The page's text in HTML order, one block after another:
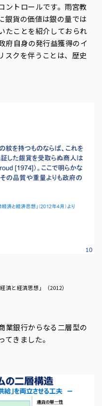
ントロールです。雨宮教
銀貨の価値は銀の量では
たことを紹介しておられ
府自身の発行益獲得のイ
スクを伴うことは、歴史
済と経済思想」（2012）
業銀行からなる二層型の
きました。